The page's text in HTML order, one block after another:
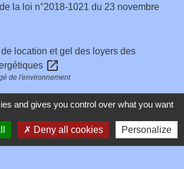
la loi n°2018-1021 du 23 novembre
de location et gel des loyers des
open_in_new
de l'environnement
Signaler une erreur sur cette page
and gives you control over what you want
Deny all cookies Personalize